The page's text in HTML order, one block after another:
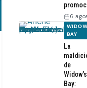
6
BAY
La
de
Widow’s
Bay: